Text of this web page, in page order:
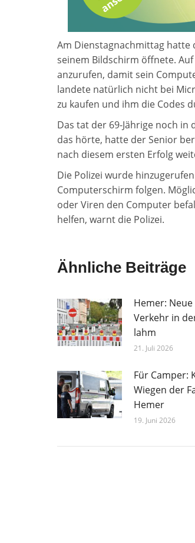
Am Dienstagnachmittag hatte
seinem Bildschirm öffnete.
anzurufen, damit sein
landete natürlich nicht bei
zu kaufen und ihm die Codes
Das tat der 69-Jährige noch
das hörte, hatte der Senior
nach diesem ersten Erfolg
Die Polizei wurde
Computerschirm folgen.
oder Viren den Computer
helfen, warnt die Polizei.
Ähnliche Beiträge
Hemer:
Verkehr in
lahm
21. Juli 2026
Für Camper:
Wiegen der
Hemer
19. Juni 2026